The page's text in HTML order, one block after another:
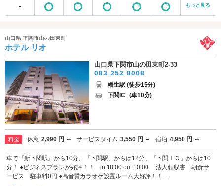
-
もっと見る
山口県 下関市山の田東町
ホテル リオ
山口県下関市山の田東町2-33
083-252-8008
幡生駅 (徒歩15分)
下関IC (車10分)
料金 休憩 2,990 円 ～ サービスタイム 3,550 円 ～ 宿泊 4,950 円 ～
車で『新下関駅』から10分、『下関駅』からは12分、『下関ＩＣ』からは10
分！ ●ビジネスプランが好評！！ in 18:00 out 10:00 法人領収書 朝食サ
ービス 駐車料0円 ●高音質カラオケ設置ルーム大好評！！...